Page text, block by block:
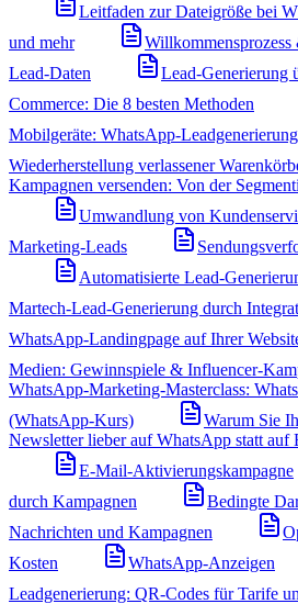
Leitfaden zur Dateigröße bei
und mehr
Lead-Daten
Lead-Generierung
Commerce: Die 8 besten Methoden
Mobilgeräte: WhatsApp-Leadgenerierung
Wiederherstellung verlassener
Kampagnen versenden: Von der
Umwandlung von
Marketing-Leads
Automatisierte Lead-
Martech-Lead-Generierung durch
WhatsApp-Landingpage auf Ihrer
Medien: Gewinnspiele & Influencer-
WhatsApp-Marketing-Masterclass:
(WhatsApp-Kurs)
Warum Sie
Newsletter lieber auf WhatsApp statt auf
E-Mail-Aktivierungskampagne
durch Kampagnen
Bedingte
Nachrichten und Kampagnen
Kosten
WhatsApp-Anzeigen
Leadgenerierung: QR-Codes für Tarife